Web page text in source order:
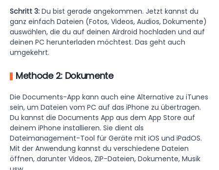
Schritt 3: Du bist gerade angekommen. Jetzt kannst du
ganz einfach Dateien (Fotos, Videos, Audios, Dokumente)
auswählen, die du auf deinen Airdroid hochladen und auf
deinen PC herunterladen möchtest. Das geht auch
umgekehrt.
Methode 2: Dokumente
Die Documents-App kann auch eine Alternative zu iTunes
sein, um Dateien vom PC auf das iPhone zu übertragen.
Du kannst die Documents App aus dem App Store auf
deinem iPhone installieren. Sie dient als
Dateimanagement-Tool für Geräte mit iOS und iPadOS.
Mit der Anwendung kannst du verschiedene Dateien
öffnen, darunter Videos, ZIP-Dateien, Dokumente, Musik